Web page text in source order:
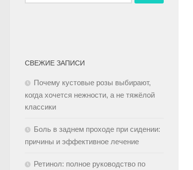
СВЕЖИЕ ЗАПИСИ
Почему кустовые розы выбирают,
когда хочется нежности, а не тяжёлой
классики
Боль в заднем проходе при сидении:
причины и эффективное лечение
Ретинол: полное руководство по